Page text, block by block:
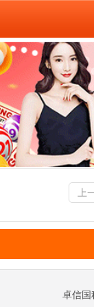
上
卓信国